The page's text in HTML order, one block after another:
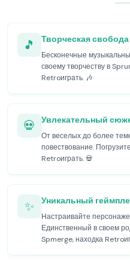
🎵 Творческая свобода
Бесконечные
своему творчеству в
Retroиграть. 🎶
💀 Увлекательный
От веселых до более
повествование.
Retroиграть. 💀
✨ Уникальный
Настраивайте
Единственный в своем
Spmerge, находка